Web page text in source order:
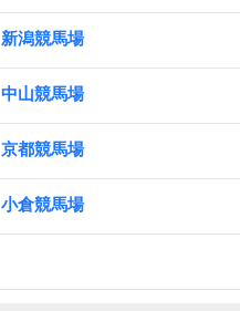
新潟競馬場
中山競馬場
京都競馬場
小倉競馬場